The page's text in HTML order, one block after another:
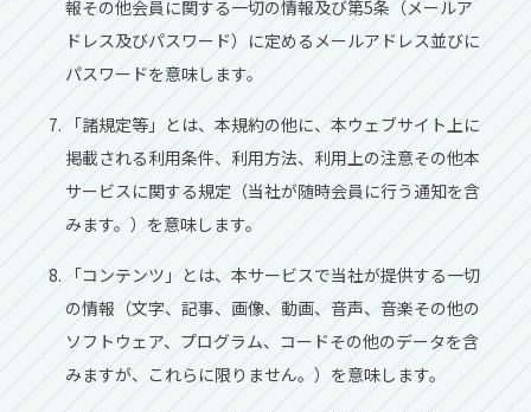
報その他会員に関する一切の情報及び第5条（メールア
ドレス及びパスワード）に定めるメールアドレス並びに
パスワードを意味します。
「諸規定等」とは、本規約の他に、本ウェブサイト上に
掲載される利用条件、利用方法、利用上の注意その他本
サービスに関する規定（当社が随時会員に行う通知を含
みます。）を意味します。
「コンテンツ」とは、本サービスで当社が提供する一切
の情報（文字、記事、画像、動画、音声、音楽その他の
ソフトウェア、プログラム、コードその他のデータを含
みますが、これらに限りません。）を意味します。